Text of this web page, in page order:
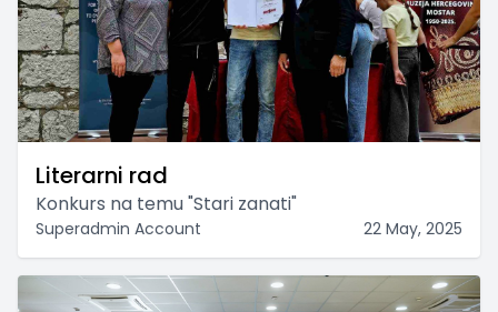
Literarni rad
Konkurs na temu "Stari zanati"
Superadmin Account 22 May, 2025